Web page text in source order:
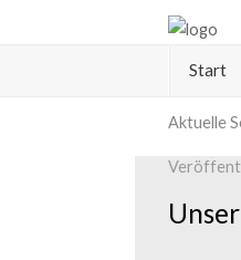
Start
Aktuelle